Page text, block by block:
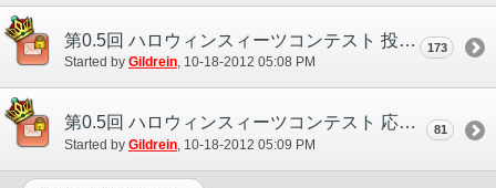
第0.5回 ハロウィンスィーツコンテスト 投票用スレッド
Started by Gildrein‎, 10-18-2012 05:08 PM
173
第0.5回 ハロウィンスィーツコンテスト 応募用スレッド
Started by Gildrein ‎, 10-18-2012 05:09 PM
81